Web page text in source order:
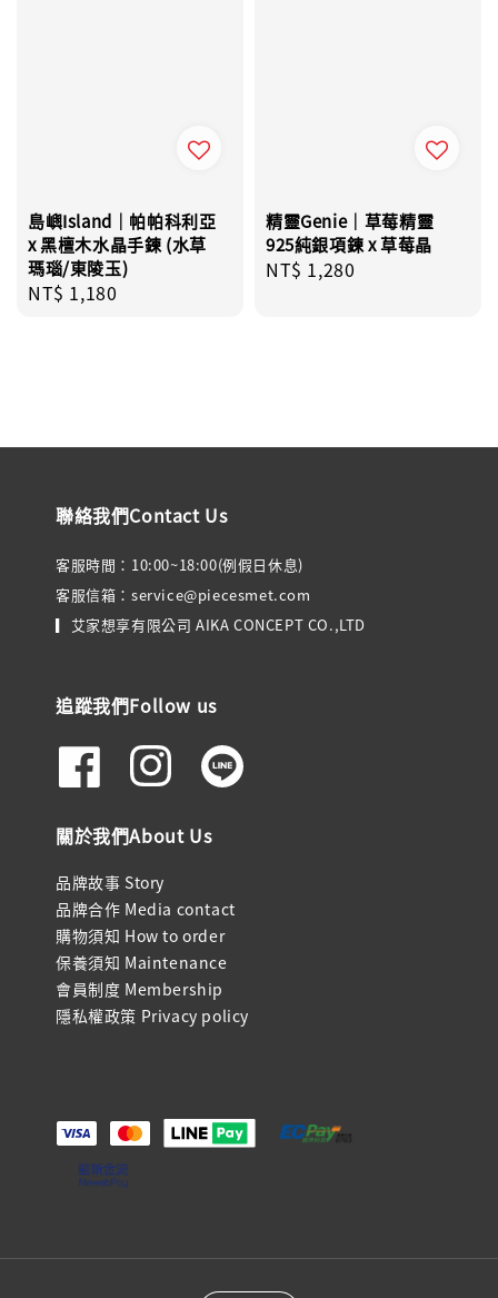
島嶼Island｜帕帕科利亞
x 黑檀木水晶手鍊 (水草
瑪瑙/東陵玉)
Regular
NT$ 1,180
精靈Genie｜草莓精靈
925純銀項鍊 x 草莓晶
Regular
NT$ 1,280
聯絡我們Contact Us
客服時間：10:00~18:00(例假日休息)
客服信箱：service@piecesmet.com
▎艾家想享有限公司 AIKA CONCEPT CO.,LTD
追蹤我們Follow us
關於我們About Us
品牌故事 Story
品牌合作 Media contact
購物須知 How to order
保養須知 Maintenance
會員制度 Membership
隱私權政策 Privacy policy